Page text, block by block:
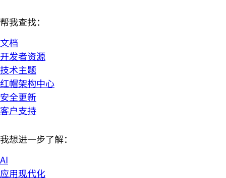
帮我查找：
文档
开发者资源
技术主题
红帽架构中心
安全更新
客户支持
我想进一步了解：
AI
应用现代化